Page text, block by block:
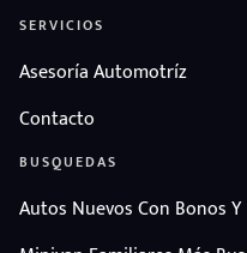
SERVICIOS
Asesoría Automotríz
Contacto
BUSQUEDAS
Autos Nuevos Con Bonos